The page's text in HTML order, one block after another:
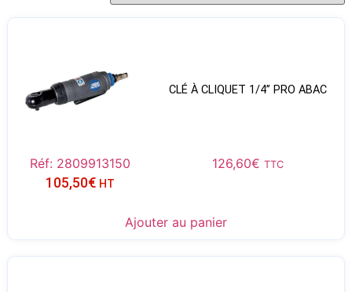
CLÉ À CLIQUET 1/4” PRO ABAC
Réf: 2809913150 126,60€ TTC
105,50€ HT
Ajouter au panier